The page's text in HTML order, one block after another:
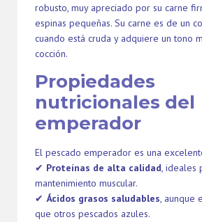
robusto, muy apreciado por su carne
espinas pequeñas. Su carne es de un
cuando está cruda y adquiere un tono
cocción.
Propiedades
nutricionales del
emperador
El pescado emperador es una
✔ Proteínas de alta calidad, ideales
mantenimiento muscular.
✔ Ácidos grasos saludables, aunque
que otros pescados azules.